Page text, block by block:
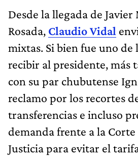
Desde la llegada de Javier
Rosada, Claudio Vidal
mixtas. Si bien fue uno de
recibir al presidente, más
con su par chubutense
reclamo por los recortes
transferencias e incluso
demanda frente a la Corte
Justicia para evitar el